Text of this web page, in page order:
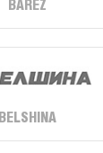
BAREZ
BELSHINA